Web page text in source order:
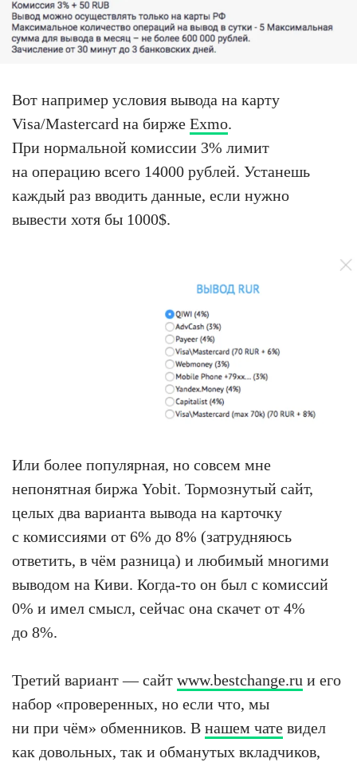
Вот например условия вывода на карту
Visa/Mastercard на бирже Exmo.
При нормальной комиссии 3% лимит
на операцию всего 14000 рублей. Устанешь
каждый раз вводить данные, если нужно
вывести хотя бы 1000$.
Или более популярная, но совсем мне
непонятная биржа Yobit. Тормознутый сайт,
целых два варианта вывода на карточку
с комиссиями от 6% до 8% (затрудняюсь
ответить, в чём разница) и любимый многими
выводом на Киви. Когда-то он был с комиссий
0% и имел смысл, сейчас она скачет от 4%
до 8%.
Третий вариант — сайт www.bestchange.ru и его
набор «проверенных, но если что, мы
ни при чём» обменников. В нашем чате видел
как довольных, так и обманутых вкладчиков,